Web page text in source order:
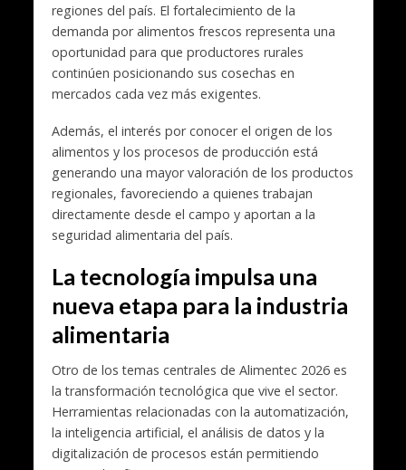
regiones del país. El fortalecimiento de la
demanda por alimentos frescos representa una
oportunidad para que productores rurales
continúen posicionando sus cosechas en
mercados cada vez más exigentes.
Además, el interés por conocer el origen de los
alimentos y los procesos de producción está
generando una mayor valoración de los productos
regionales, favoreciendo a quienes trabajan
directamente desde el campo y aportan a la
seguridad alimentaria del país.
La tecnología impulsa una
nueva etapa para la industria
alimentaria
Otro de los temas centrales de Alimentec 2026 es
la transformación tecnológica que vive el sector.
Herramientas relacionadas con la automatización,
la inteligencia artificial, el análisis de datos y la
digitalización de procesos están permitiendo